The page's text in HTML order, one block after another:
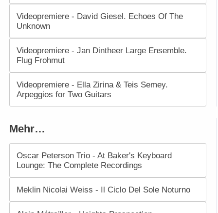
Videopremiere - David Giesel. Echoes Of The
Unknown
Videopremiere - Jan Dintheer Large Ensemble.
Flug Frohmut
Videopremiere - Ella Zirina & Teis Semey.
Arpeggios for Two Guitars
Mehr…
Oscar Peterson Trio - At Baker's Keyboard
Lounge: The Complete Recordings
Meklin Nicolai Weiss - Il Ciclo Del Sole Noturno